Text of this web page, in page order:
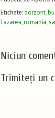
Etichete:borzont,
Lazarea,romania,
Niciun
Trimiteți un